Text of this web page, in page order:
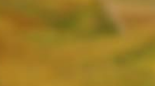
gouvernement
du